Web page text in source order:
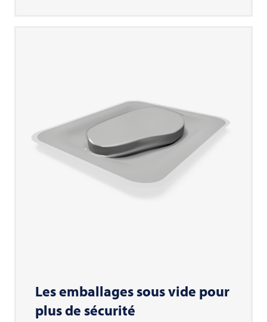
Les emballages sous vide pour
plus de sécurité